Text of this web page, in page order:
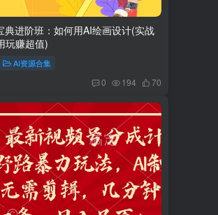
典进阶班：如何用AI绘画设计(实战
玩赚超值)
AI资源合集
0 194 70